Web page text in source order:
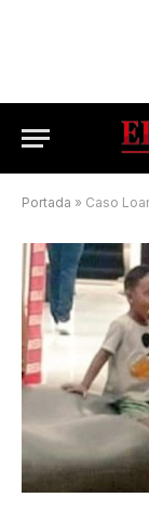
Portada » Caso Loan: